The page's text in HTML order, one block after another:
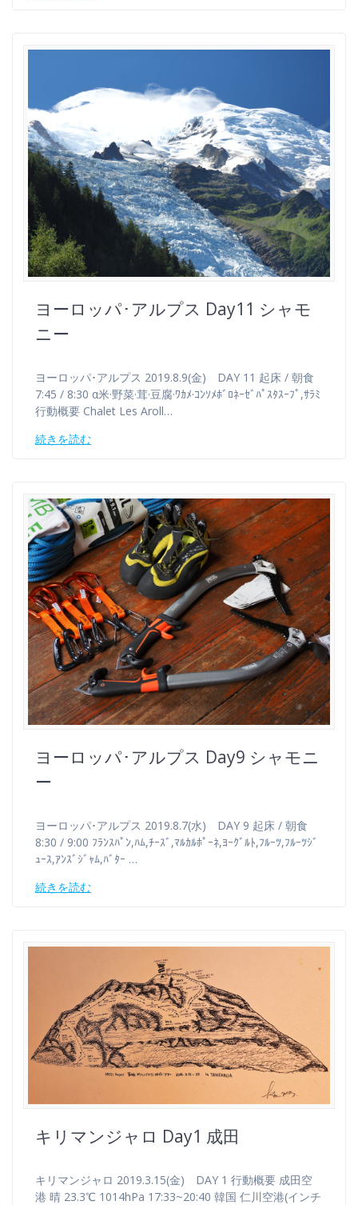
ヨーロッパ･アルプス Day11 シャモ
ニー
ヨーロッパ･アルプス 2019.8.9(金) DAY 11 起床 / 朝食
7:45 / 8:30 α米·野菜·茸·豆腐·ﾜｶﾒ·ｺﾝｿﾒﾎﾞﾛﾈｰｾﾞﾊﾟｽﾀｽｰﾌﾟ,ｻﾗﾐ
行動概要 Chalet Les Aroll…
続きを読む
ヨーロッパ･アルプス Day9 シャモニ
ー
ヨーロッパ･アルプス 2019.8.7(水) DAY 9 起床 / 朝食
8:30 / 9:00 ﾌﾗﾝｽﾊﾟﾝ,ﾊﾑ,ﾁｰｽﾞ,ﾏﾙｶﾙﾎﾟｰﾈ,ﾖｰｸﾞﾙﾄ,ﾌﾙｰﾂ,ﾌﾙｰﾂｼﾞ
ｭｰｽ,ｱﾝｽﾞｼﾞｬﾑ,ﾊﾞﾀｰ …
続きを読む
キリマンジャロ Day1 成田
キリマンジャロ 2019.3.15(金) DAY 1 行動概要 成田空
港 晴 23.3℃ 1014hPa 17:33~20:40 韓国 仁川空港(インチ